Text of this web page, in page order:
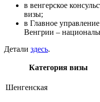
в венгерское
визы;
в Главное
Венгрии –
Детали здесь.
Категория визы
Шенгенская